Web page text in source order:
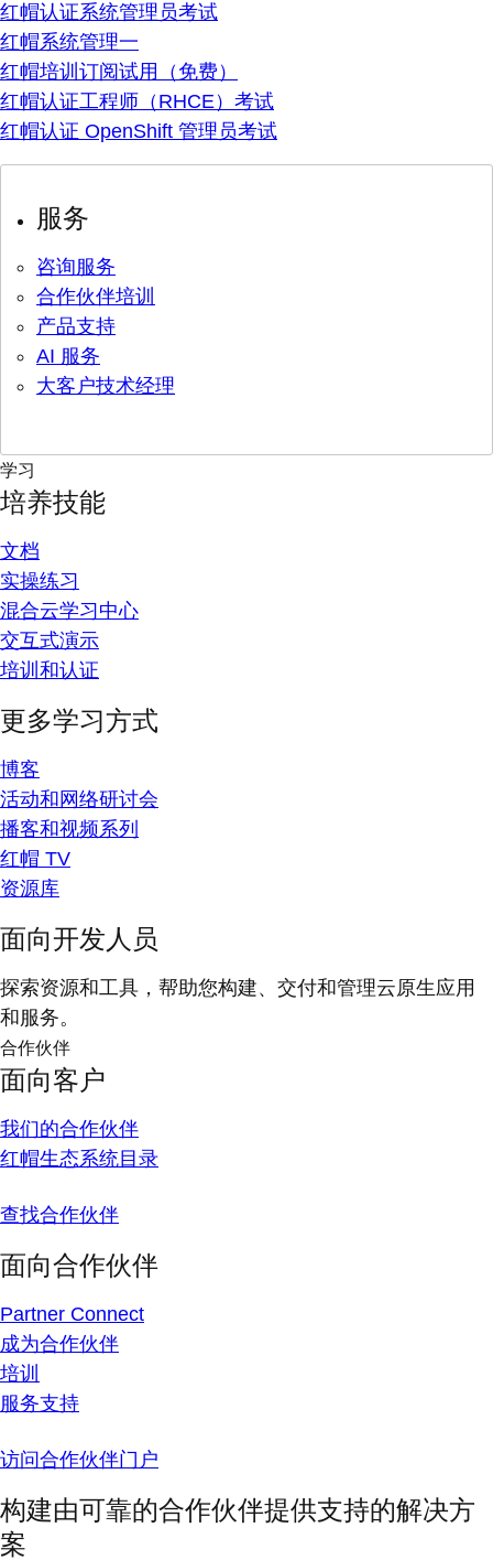
红帽认证系统管理员考试
红帽系统管理一
红帽培训订阅试用（免费）
红帽认证工程师（RHCE）考试
红帽认证 OpenShift 管理员考试
服务
咨询服务
合作伙伴培训
产品支持
AI 服务
大客户技术经理
学习
培养技能
文档
实操练习
混合云学习中心
交互式演示
培训和认证
更多学习方式
博客
活动和网络研讨会
播客和视频系列
红帽 TV
资源库
面向开发人员
探索资源和工具，帮助您构建、交付和管理云原生应用
和服务。
合作伙伴
面向客户
我们的合作伙伴
红帽生态系统目录
查找合作伙伴
面向合作伙伴
Partner Connect
成为合作伙伴
培训
服务支持
访问合作伙伴门户
构建由可靠的合作伙伴提供支持的解决方
案